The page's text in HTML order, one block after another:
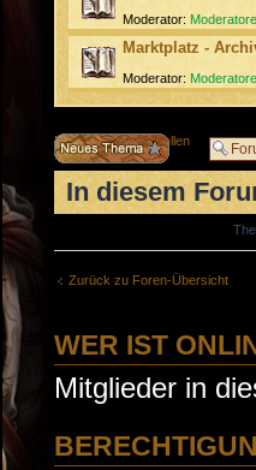
Moderator:
Marktplatz -
Moderator:
Neues Thema erstellen
In diesem
Zurück zu Foren-Übersicht
WER IST
Mitglieder in